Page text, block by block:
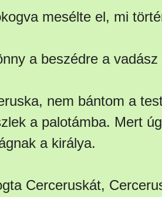
mesélte el, mi
a beszédre a
nem bántom a
a palotámba. Mert
a királya.
Cerceruskát,